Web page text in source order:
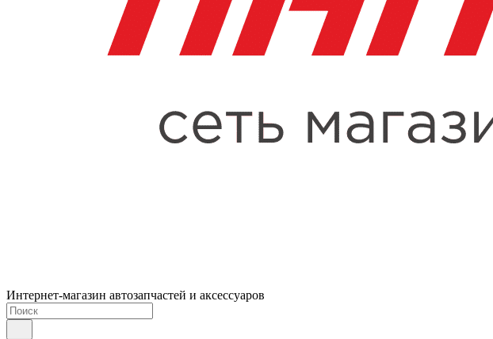
Интернет-магазин автозапчастей и аксессуаров